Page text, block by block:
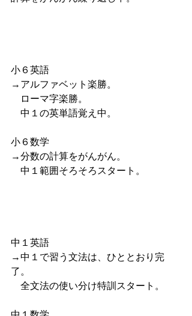
小６英語
→アルファベット楽勝。
ローマ字楽勝。
中１の英単語覚え中。
小６数学
→分数の計算をがんがん。
中１範囲そろそろスタート。
中１英語
→中１で習う文法は、ひととおり完
了。
全文法の使い分け特訓スタート。